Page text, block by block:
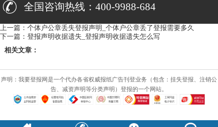
全国咨询热线：400-9988-684
上一篇： 个体户公章丢失登报声明_个体户公章丢了登报需要多久
下一篇： 登报声明收据遗失_登报声明收据遗失怎么写
相关文章：
声明：我要登报网是一个代办各省权威报纸广告刊登业务（包含：挂失登报、注销公
告、减资声明等分类声明）登报的一个网站。